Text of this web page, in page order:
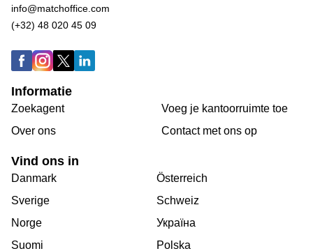
info@matchoffice.com
(+32) 48 020 45 09
Informatie
Zoekagent
Over ons
Voeg je kantoorruimte toe
Сontact met ons op
Vind ons in
Danmark
Sverige
Norge
Suomi
Österreich
Schweiz
Україна
Polska